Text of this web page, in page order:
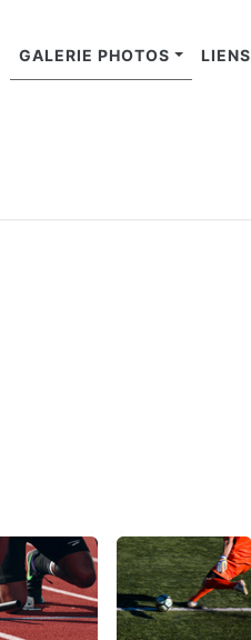
GALERIE PHOTOS LIENS